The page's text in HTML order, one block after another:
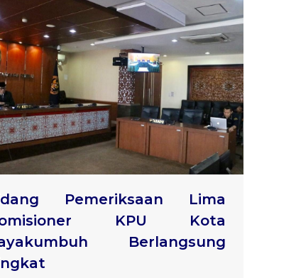
Pemeriksaan Lima
KPU Kota
Berlangsung